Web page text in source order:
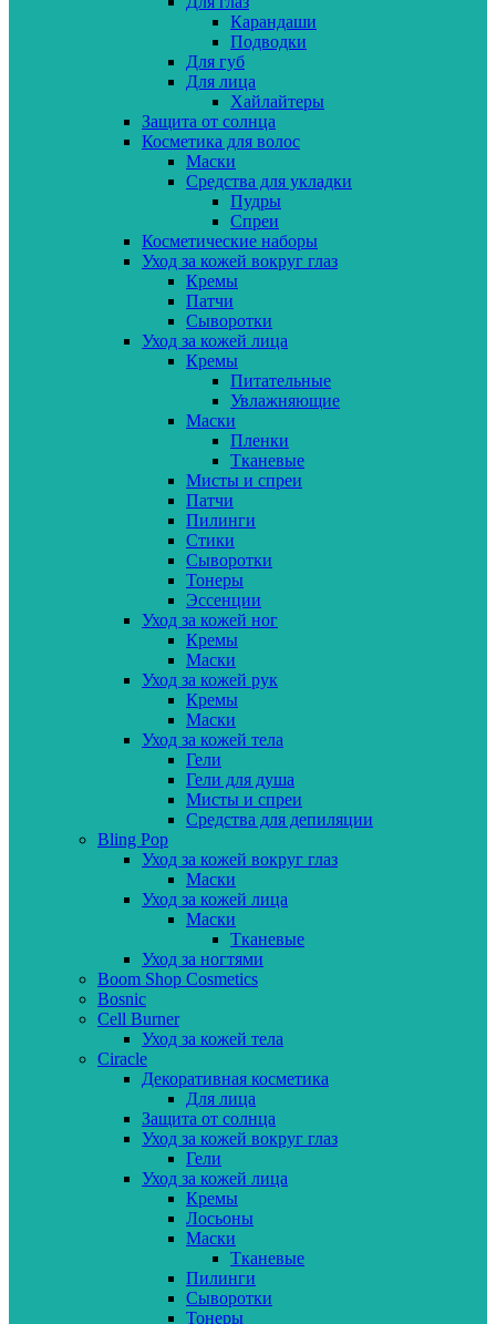
Карандаши
Подводки
Для губ
Для лица
Хайлайтеры
Защита от солнца
Косметика для волос
Маски
Средства для укладки
Пудры
Спреи
Косметические наборы
Уход за кожей вокруг глаз
Кремы
Патчи
Сыворотки
Уход за кожей лица
Кремы
Питательные
Увлажняющие
Маски
Пленки
Тканевые
Мисты и спреи
Патчи
Пилинги
Стики
Сыворотки
Тонеры
Эссенции
Уход за кожей ног
Кремы
Маски
Уход за кожей рук
Кремы
Маски
Уход за кожей тела
Гели
Гели для душа
Мисты и спреи
Средства для депиляции
Bling Pop
Уход за кожей вокруг глаз
Маски
Уход за кожей лица
Маски
Тканевые
Уход за ногтями
Boom Shop Cosmetics
Bosnic
Cell Burner
Уход за кожей тела
Ciracle
Декоративная косметика
Для лица
Защита от солнца
Уход за кожей вокруг глаз
Гели
Уход за кожей лица
Кремы
Лосьоны
Маски
Тканевые
Пилинги
Сыворотки
Тонеры